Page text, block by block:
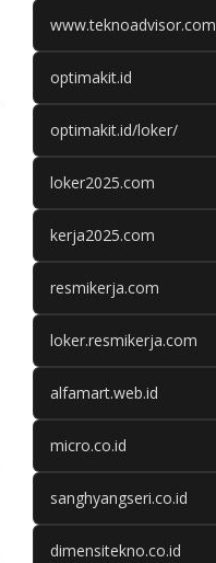
www.teknoadvisor.com
optimakit.id
optimakit.id/loker/
loker2025.com
kerja2025.com
resmikerja.com
loker.resmikerja.com
alfamart.web.id
micro.co.id
sanghyangseri.co.id
dimensitekno.co.id